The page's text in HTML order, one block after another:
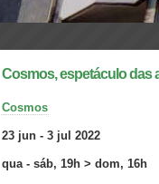
Cosmos, espetáculo das
Cosmos
23 jun - 3 jul 2022
qua - sáb, 19h > dom, 16h